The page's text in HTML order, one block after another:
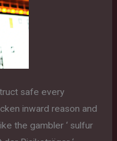
safe every
inward reason and
the gambler ‘ sulfur